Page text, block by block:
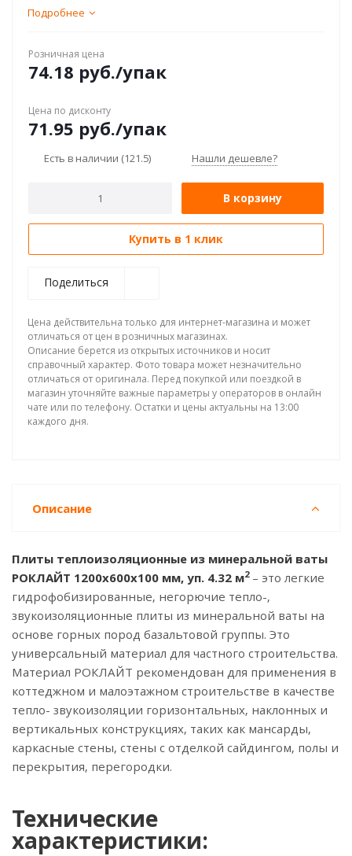
Подробнее
Розничная цена
74.18 руб./упак
Цена по дисконту
71.95 руб./упак
Есть в наличии (121.5) Нашли дешевле?
В корзину
Купить в 1 клик
Поделиться
Цена действительна только для интернет-магазина и может
отличаться от цен в розничных магазинах.
Описание берется из открытых источников и носит
справочный характер. Фото товара может незначительно
отличаться от оригинала. Перед покупкой или поездкой в
магазин уточняйте важные параметры у операторов в онлайн
чате или по телефону. Остатки и цены актуальны на 13:00
каждого дня.
Описание
Плиты теплоизоляционные из минеральной ваты
РОКЛАЙТ 1200х600х100 мм, уп. 4.32 м2– это легкие
гидрофобизированные, негорючие тепло-,
звукоизоляционные плиты из минеральной ваты на
основе горных пород базальтовой группы. Это
универсальный материал для частного строительства.
Материал РОКЛАЙТ рекомендован для применения в
коттеджном и малоэтажном строительстве в качестве
тепло- звукоизоляции горизонтальных, наклонных и
вертикальных конструкциях, таких как мансарды,
каркасные стены, стены с отделкой сайдингом, полы и
перекрытия, перегородки.
Технические
характеристики: